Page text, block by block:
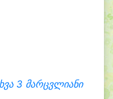
3 მარცვლიანი